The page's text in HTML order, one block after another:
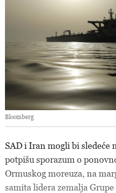
Bloomberg
SAD i Iran mogli bi sledeće
potpišu sporazum o
Ormuskog moreuza, na
samita lidera zemalja